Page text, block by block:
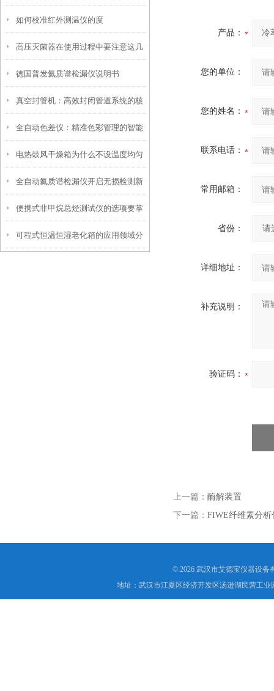
如何校准红外测温仪的度
高压灭菌器在使用过程中要注意这几
点事项
德国普发氦质谱检漏仪说明书
真空封管机：高效封闭管道系统的核
心设备
全自动色差仪：精准色彩管理的智能
之眼
电热鼓风干燥箱为什么不设温度均匀
度参数？
全自动氦质谱检漏仪开启无损检测新
篇章
便携式非甲烷总烃测试仪的选项要掌
握这些内容
可程式恒温恒湿老化箱的应用领域分
产品：
您的单位：
您的姓名：
联系电话：
常用邮箱：
省份：
详细地址：
补充说明：
验证码：
上一篇： 酶解装置
下一篇： FIWE纤维素分析
© 2026 武汉市艾德宝仪器设备
地址：武汉市江夏区经济开发区汤逊湖民营工业